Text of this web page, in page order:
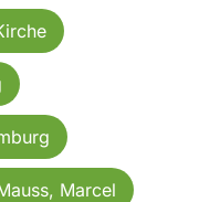
Marcel